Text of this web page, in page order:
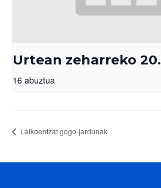
Urtean zeharreko 20.
16 abuztua
Laikoentzat gogo-jardunak